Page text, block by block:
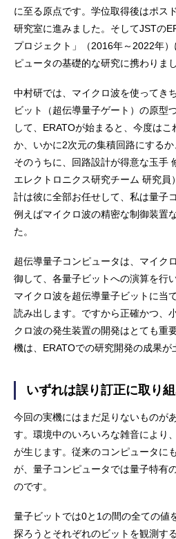
に至る原点です。学位取得後はポス
研究室に進みました。そしてJSTの
プロジェクト」（2016年～2022年
ピュータの基礎的な研究に携わりまし
中村研では、マイクロ波を使ってき
ビット（超伝導量子ゲート）の原型
して、ERATOが始まると、今度はこ
か、いかに2次元の集積回路にするか
そのうちに、回路設計が得意な玉手
エレクトロニクス研究チーム 研究員
計は彼に全部お任せして、私は量子
例えばマイクロ波の精密な制御装置
た。
超伝導量子コンピュータは、マイク
御して、各量子ビットへの演算を行
マイクロ波を超伝導量子ビットに当
読み出します。ですから正確かつ、
クロ波の発生装置の開発はとても重
機は、ERATOでの研究開発の成果が
いずれは誤り訂正に取り
今回の実機にはまだ足りないものが
す。環境中のいろいろな雑音により
が生じます。従来のコンピュータに
が、量子コンピュータでは量子特有
のです。
量子ビットでは0と1の間の全ての値
探ろうとそれぞれのビットを観測す